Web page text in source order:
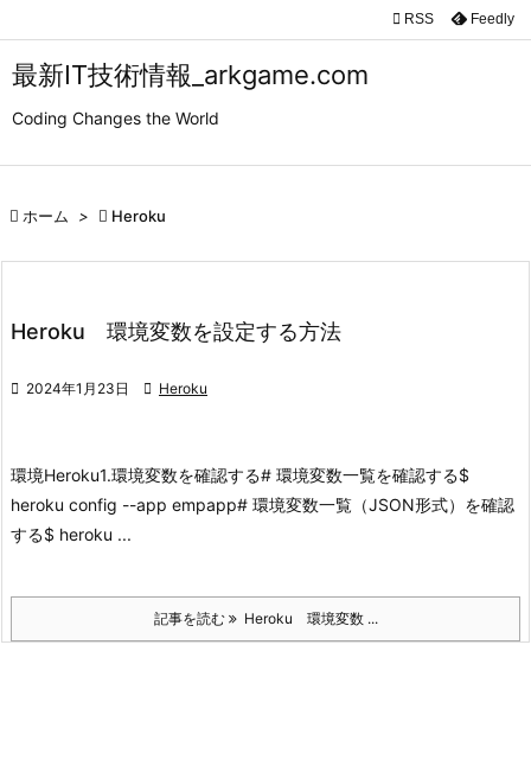
最新IT技術情報_arkgame.com
Coding Changes the World


 RSS Feedly
 ホーム >  Heroku
Heroku 環境変数を設定する方法
 2024年1月23日  Heroku
環境Heroku1.環境変数を確認する# 環境変数一覧を確認する$
heroku config --app empapp# 環境変数一覧（JSON形式）を確認
する$ heroku ...
記事を読む Heroku 環境変数 ...